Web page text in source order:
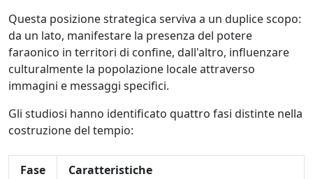
Questa posizione strategica serviva a un duplice scopo:
da un lato, manifestare la presenza del potere
faraonico in territori di confine, dall'altro, influenzare
culturalmente la popolazione locale attraverso
immagini e messaggi specifici.
Gli studiosi hanno identificato quattro fasi distinte nella
costruzione del tempio:
Fase
Caratteristiche